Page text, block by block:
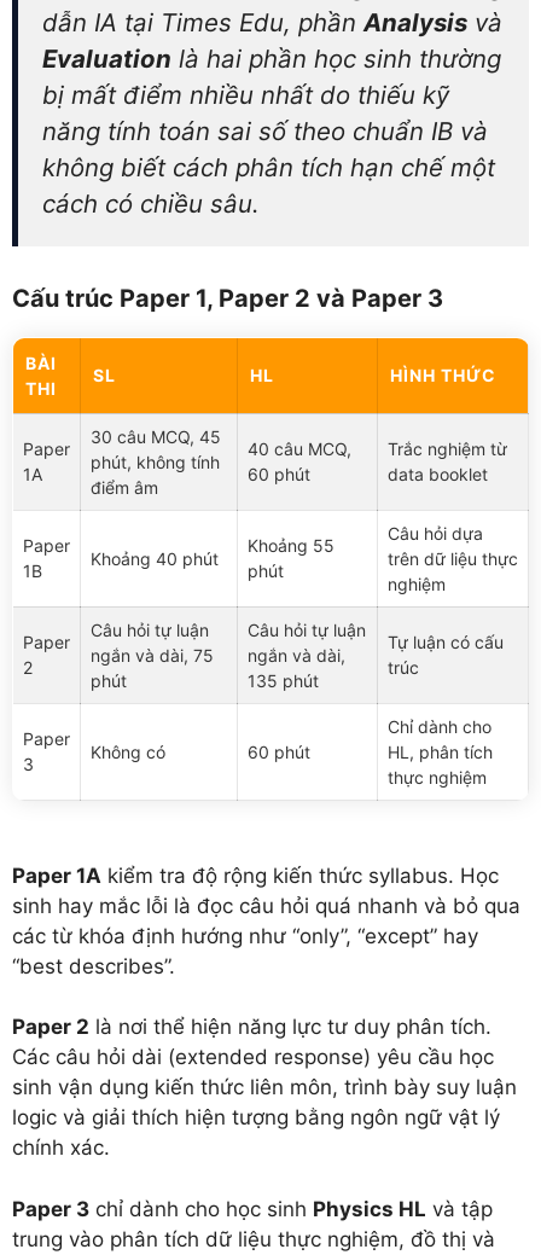
dẫn IA tại Times Edu, phầnAnalysis và
Evaluation là hai phần học sinh thường
bị mất điểm nhiều nhất do thiếu kỹ
năng tính toán sai số theo chuẩn IB và
không biết cách phân tích hạn chế một
cách có chiều sâu.
Cấu trúc Paper 1, Paper 2 và Paper 3
BÀI
THI
SL HL HÌNH THỨC
Paper
1A
30 câu MCQ, 45
phút, không tính
điểm âm
40 câu MCQ,
60 phút
Trắc nghiệm từ
data booklet
Paper
1B
Khoảng 40 phút
Khoảng 55
phút
Câu hỏi dựa
trên dữ liệu thực
nghiệm
Paper
2
Câu hỏi tự luận
ngắn và dài, 75
phút
Câu hỏi tự luận
ngắn và dài,
135 phút
Tự luận có cấu
trúc
Paper
3
Không có 60 phút
Chỉ dành cho
HL, phân tích
thực nghiệm
Paper 1A kiểm tra độ rộng kiến thức syllabus. Học
sinh hay mắc lỗi là đọc câu hỏi quá nhanh và bỏ qua
các từ khóa định hướng như “only”, “except” hay
“best describes”.
Paper 2 là nơi thể hiện năng lực tư duy phân tích.
Các câu hỏi dài (extended response) yêu cầu học
sinh vận dụng kiến thức liên môn, trình bày suy luận
logic và giải thích hiện tượng bằng ngôn ngữ vật lý
chính xác.
Paper 3 chỉ dành cho học sinh Physics HL và tập
trung vào phân tích dữ liệu thực nghiệm, đồ thị và